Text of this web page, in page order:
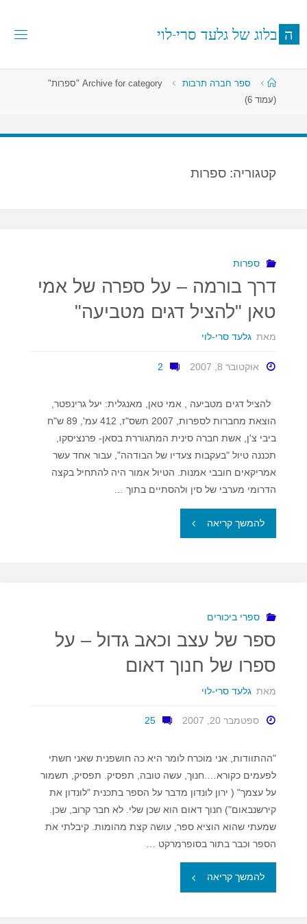
לתוכן
ה בלוג של גלעד סרי-לוי
עמוד
ראשי
ספר חברה תרבות
Archive for category "ספרות"
(עמוד 6)
קטגוריה: ספרות
ספרות
דרך בורמה – על ספרה של אמי
טאן "להציל דגים מטביעה"
מאת גלעד סרי-לוי
אוקטובר 8, 2007 2
להציל דגים מטביעה , אמי טאן, מאנגלית: יעל גרינפטר,
הוצאת מחברות לספרות, 2007 תשס"ז, 412 עמ', 89 ש"ח
ביבי צ'ן, אשת חברה סינית המתגוררת בסאן- פרנציסקו,
תכננה טיול "בעקבות צעדיו של הבודהה", עבור אחד עשר
אמריקאים חובבי אמנות. הטיול אמור היה להתחיל בקצה
הדרומי מערבי של סין ולהסתיים בתוך …
להמשך קריאה "דרך
ספרה
של
"להציל
ספרי ביכורים
ספר של עצב וכאב גדול – על
ספרו של חנוך דאום
מאת גלעד סרי-לוי
ספטמבר 20, 2007 25
"ההתוודות, אני מוכרח לומר היא כה חושפנית שאני חשתי
לפעמים כקורא….חנוך, עשה טובה, תפסיק. תפסיק, תשמור
על עצמך" ( ירון לונדון מדבר על הספר בתכנית "לונדון את
קירשנבאום") חנוך דאום הוא שכן שלי. לא חבר קרוב, שכן.
שמעתי שהוא הוציא ספר, עושה קצת מהומות. קיבלתי את
הספר וכבר בתור בסופרמרקט …
להמשך קריאה "ספר